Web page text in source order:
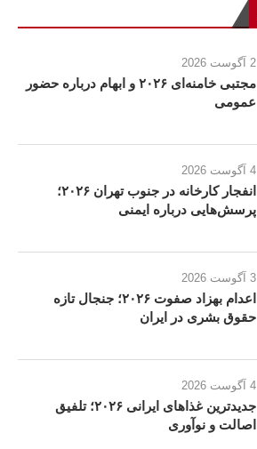
2 آگوست 2026
مجتبی خامنه‌ای ۲۰۲۶ و ابهام درباره حضور
عمومی
4 آگوست 2026
انفجار کارخانه در جنوب تهران ۲۰۲۶؛
پرسش‌هایی درباره ایمنی
3 آگوست 2026
اعدام بهزاد صفوت ۲۰۲۶؛ جنجال تازه
حقوق بشری در ایران
4 آگوست 2026
جدیدترین غذاهای ایرانی ۲۰۲۶؛ تلفیق
اصالت و نوآوری